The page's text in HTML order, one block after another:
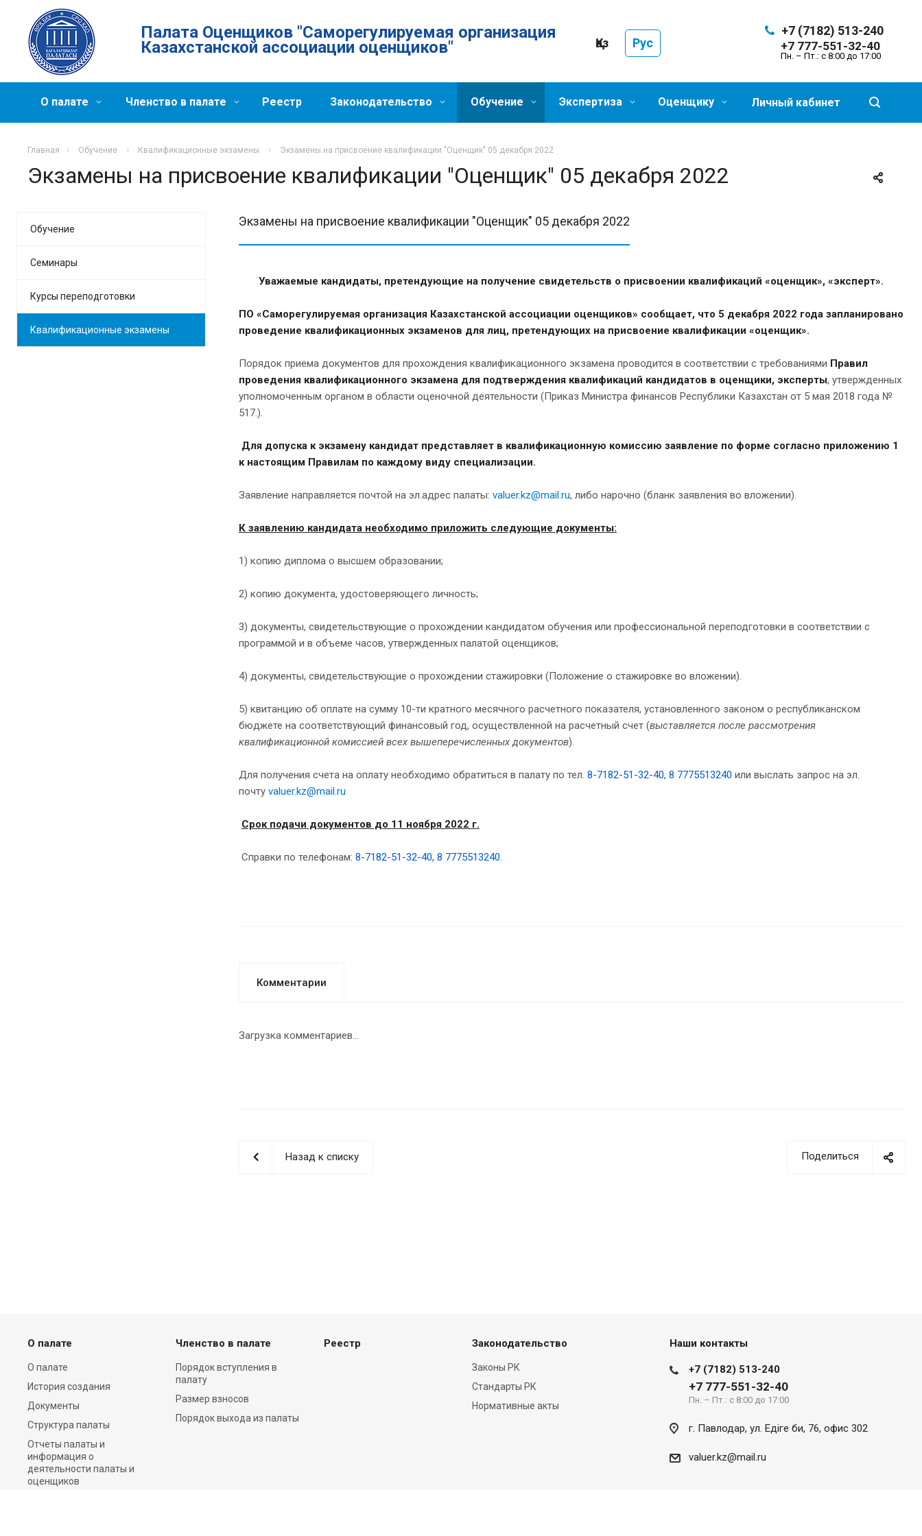
Палата Оценщиков "Саморегулируемая организация
Казахстанской ассоциации оценщиков" Қаз Рус
+7 (7182) 513-240
+7 777-551-32-40
Пн. – Пт.: с 8:00 до 17:00
Личный кабинет
О палате Членство в палате Реестр Законодательство Обучение Экспертиза Оценщику
Главная Обучение Квалификационные экзамены Экзамены на присвоение квалификации "Оценщик" 05 декабря 2022
Экзамены на присвоение квалификации "Оценщик" 05 декабря 2022
Экзамены на присвоение квалификации "Оценщик" 05 декабря 2022
Уважаемые кандидаты, претендующие на получение свидетельств о присвоении квалификаций «оценщик», «эксперт».
ПО «Саморегулируемая организация Казахстанской ассоциации оценщиков» сообщает, что 5 декабря 2022 года запланировано
проведение квалификационных экзаменов для лиц, претендующих на присвоение квалификации «оценщик».
Порядок приема документов для прохождения квалификационного экзамена проводится в соответствии с требованиями Правил
проведения квалификационного экзамена для подтверждения квалификаций кандидатов в оценщики, эксперты, утвержденных
уполномоченным органом в области оценочной деятельности (Приказ Министра финансов Республики Казахстан от 5 мая 2018 года №
517.).
Для допуска к экзамену кандидат представляет в квалификационную комиссию заявление по форме согласно приложению 1
к настоящим Правилам по каждому виду специализации.
Заявление направляется почтой на эл.адрес палаты: valuer.kz@mail.ru, либо нарочно (бланк заявления во вложении).
К заявлению кандидата необходимо приложить следующие документы:
1) копию диплома о высшем образовании;
2) копию документа, удостоверяющего личность;
3) документы, свидетельствующие о прохождении кандидатом обучения или профессиональной переподготовки в соответствии с
программой и в объеме часов, утвержденных палатой оценщиков;
4) документы, свидетельствующие о прохождении стажировки (Положение о стажировке во вложении).
5) квитанцию об оплате на сумму 10-ти кратного месячного расчетного показателя, установленного законом о республиканском
бюджете на соответствующий финансовый год, осуществленной на расчетный счет (выставляется после рассмотрения
квалификационной комиссией всех вышеперечисленных документов).
Для получения счета на оплату необходимо обратиться в палату по тел. 8-7182-51-32-40, 8 7775513240 или выслать запрос на эл.
почту valuer.kz@mail.ru
Срок подачи документов до 11 ноября 2022 г.
Справки по телефонам: 8-7182-51-32-40, 8 7775513240.
Комментарии
Загрузка комментариев...
Поделиться
Назад к списку
Обучение
Семинары
Курсы переподготовки
Квалификационные экзамены
О палате
О палате
История создания
Документы
Структура палаты
Отчеты палаты и
информация о
деятельности палаты и
оценщиков
Членство в палате
Порядок вступления в
палату
Размер взносов
Порядок выхода из палаты
Реестр Законодательство
Законы РК
Стандарты РК
Нормативные акты
Наши контакты
+7 (7182) 513-240
+7 777-551-32-40
Пн. – Пт.: с 8:00 до 17:00
г. Павлодар, ул. Eдіге би, 76, офис 302
valuer.kz@mail.ru